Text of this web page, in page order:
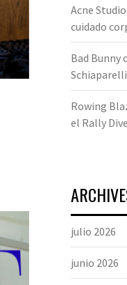
Acne
cuidado
Bad Bunny
Rowing
el Rally
julio 2026
junio 2026